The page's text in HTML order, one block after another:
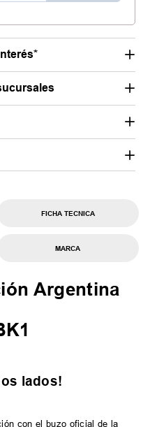
FICHA TECNICA
MARCA
Argentina
lados!
con el buzo oficial de la